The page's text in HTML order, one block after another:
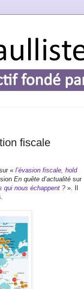
fiscale
« l’évasion fiscale, hold
En quête d’actualité sur
qui nous échappent ?». Il